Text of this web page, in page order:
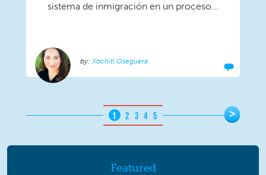
sistema de inmigración en un proceso...
Xochitl Oseguera
1 2 3 4 5 >
Featured